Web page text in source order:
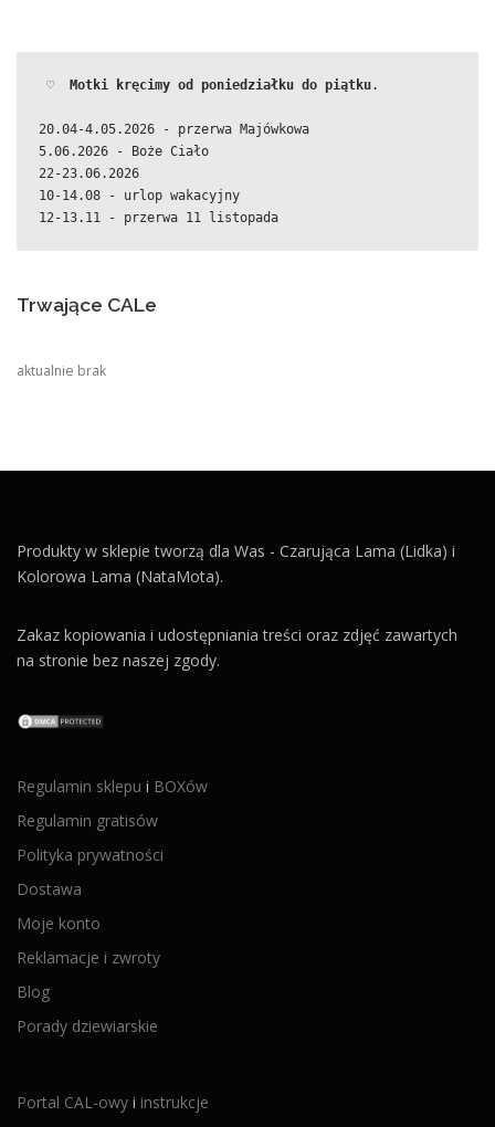
♡ Motki kręcimy od poniedziałku do piątku.
20.04-4.05.2026 - przerwa Majówkowa
5.06.2026 - Boże Ciało
22-23.06.2026
10-14.08 - urlop wakacyjny
12-13.11 - przerwa 11 listopada
Trwające CALe
aktualnie brak
Produkty w sklepie tworzą dla Was - Czarująca Lama (Lidka) i
Kolorowa Lama (NataMota).
Zakaz kopiowania i udostępniania treści oraz zdjęć zawartych
na stronie bez naszej zgody.
Regulamin sklepu i BOXów
Regulamin gratisów
Polityka prywatności
Dostawa
Moje konto
Reklamacje i zwroty
Blog
Porady dziewiarskie
Portal CAL-owy i instrukcje